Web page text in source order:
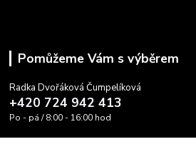
Pomůžeme Vám s výběrem
Radka Dvořáková Čumpelíková
+420 724 942 413
Po - pá / 8:00 - 16:00 hod